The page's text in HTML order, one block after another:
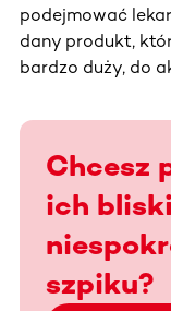
podejmować
dany produkt,
bardzo duży, do
Chcesz
ich
szpiku?